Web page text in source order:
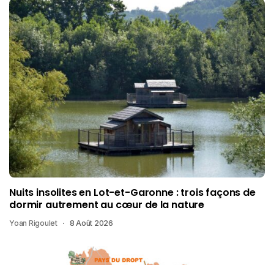
Nuits insolites en Lot-et-Garonne : trois façons de
dormir autrement au cœur de la nature
Yoan Rigoulet 8 Août 2026